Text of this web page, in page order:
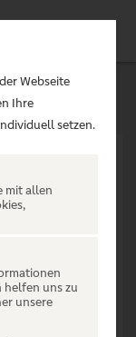
Webseite
Ihre
setzen.
mit allen
helfen uns zu
unsere